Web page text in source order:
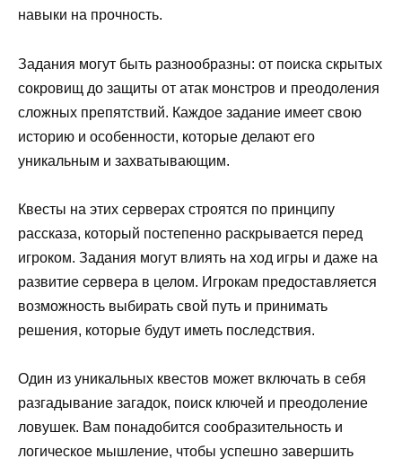
навыки на прочность.
Задания могут быть разнообразны: от поиска скрытых
сокровищ до защиты от атак монстров и преодоления
сложных препятствий. Каждое задание имеет свою
историю и особенности, которые делают его
уникальным и захватывающим.
Квесты на этих серверах строятся по принципу
рассказа, который постепенно раскрывается перед
игроком. Задания могут влиять на ход игры и даже на
развитие сервера в целом. Игрокам предоставляется
возможность выбирать свой путь и принимать
решения, которые будут иметь последствия.
Один из уникальных квестов может включать в себя
разгадывание загадок, поиск ключей и преодоление
ловушек. Вам понадобится сообразительность и
логическое мышление, чтобы успешно завершить